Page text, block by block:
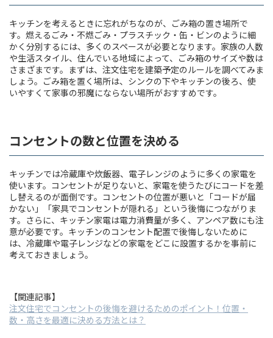
キッチンを考えるときに忘れがちなのが、ごみ箱の置き場所で
す。燃えるごみ・不燃ごみ・プラスチック・缶・ビンのように細
かく分別するには、多くのスペースが必要となります。家族の人数
や生活スタイル、住んでいる地域によって、ごみ箱のサイズや数は
さまざまです。まずは、注文住宅を建築予定のルールを調べてみま
しょう。ごみ箱を置く場所は、シンクの下やキッチンの後ろ、使
いやすくて家事の邪魔にならない場所がおすすめです。
コンセントの数と位置を決める
キッチンでは冷蔵庫や炊飯器、電子レンジのように多くの家電を
使います。コンセントが足りないと、家電を使うたびにコードを差
し替えるのが面倒です。コンセントの位置が悪いと「コードが届
かない」「家具でコンセントが隠れる」という後悔につながりま
す。さらに、キッチン家電は電力消費量が多く、アンペア数にも注
意が必要です。キッチンのコンセント配置で後悔しないために
は、冷蔵庫や電子レンジなどの家電をどこに設置するかを事前に
考えておきましょう。
【関連記事】
注文住宅でコンセントの後悔を避けるためのポイント！位置・
数・高さを最適に決める方法とは？